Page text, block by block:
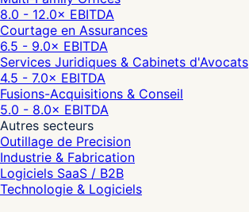
8.0 - 12.0× EBITDA
Courtage en Assurances
6.5 - 9.0× EBITDA
Services Juridiques & Cabinets d'Avocats
4.5 - 7.0× EBITDA
Fusions-Acquisitions & Conseil
5.0 - 8.0× EBITDA
Autres secteurs
Outillage de Precision
Industrie & Fabrication
Logiciels SaaS / B2B
Technologie & Logiciels